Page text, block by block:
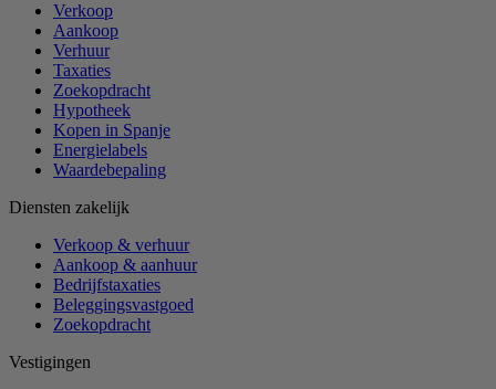
Verkoop
Aankoop
Verhuur
Taxaties
Zoekopdracht
Hypotheek
Kopen in Spanje
Energielabels
Waardebepaling
Diensten zakelijk
Verkoop & verhuur
Aankoop & aanhuur
Bedrijfstaxaties
Beleggingsvastgoed
Zoekopdracht
Vestigingen